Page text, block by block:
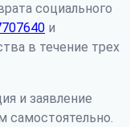
социального
и
в течение трех
и заявление
самостоятельно.